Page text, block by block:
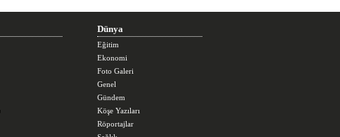
Dünya
Eğitim
Ekonomi
Foto Galeri
Genel
Gündem
Köşe Yazıları
Röportajlar